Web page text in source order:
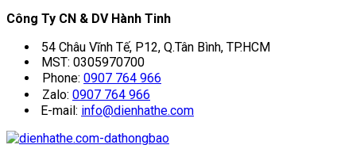
Công Ty CN & DV Hành Tinh
54 Châu Vĩnh Tế, P12, Q.Tân Bình, TP.HCM
MST: 0305970700
Phone: 0907 764 966
Zalo: 0907 764 966
E-mail: info@dienhathe.com